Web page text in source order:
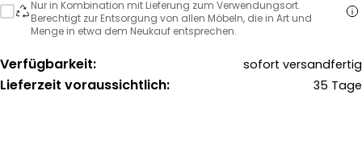
Nur in Kombination mit Lieferung zum Verwendungsort.
Berechtigt zur Entsorgung von allen Möbeln, die in Art und
Menge in etwa dem Neukauf entsprechen.
Verfügbarkeit: sofort versandfertig
Lieferzeit voraussichtlich: 35 Tage